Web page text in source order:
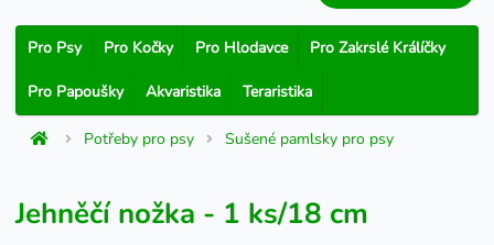
Pro Psy Pro Kočky Pro Hlodavce Pro Zakrslé Králíčky
Pro Papoušky Akvaristika Teraristika
Potřeby pro psy Sušené pamlsky pro psy
Jehněčí nožka - 1 ks/18 cm